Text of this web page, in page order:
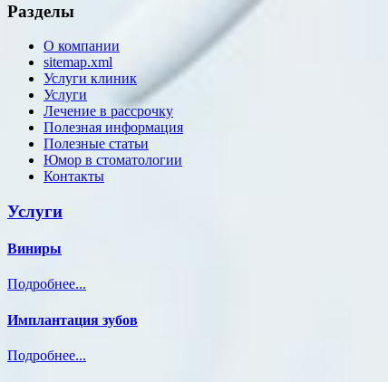
Разделы
О компании
sitemap.xml
Услуги клиник
Услуги
Лечение в рассрочку
Полезная информация
Полезные статьи
Юмор в стоматологии
Контакты
Услуги
Виниры
Подробнее...
Имплантация зубов
Подробнее...